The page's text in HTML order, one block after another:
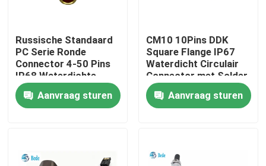
Huis
Over ons
Russische Standaard
PC Serie Ronde
Connector 4-50 Pins
IP68 Waterdichte
Luchtvaartstekker
Aanvraag sturen
CM10 10Pins DDK
Square Flange IP67
Waterdicht Circulair
Connector met Solder
Terminatie
Aanvraag sturen